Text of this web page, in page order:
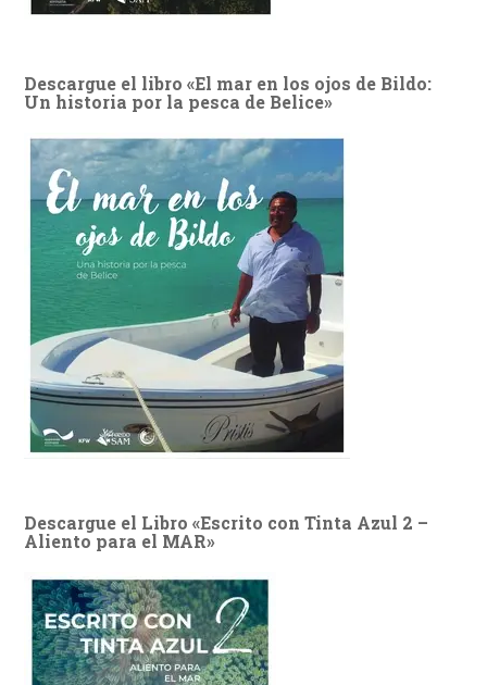
Descargue el libro «El mar en los ojos de Bildo:
Un historia por la pesca de Belice»
Descargue el Libro «Escrito con Tinta Azul 2 –
Aliento para el MAR»